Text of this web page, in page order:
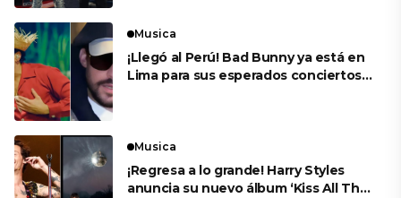
Musica
¡Llegó al Perú! Bad Bunny ya está en
Lima para sus esperados conciertos
Musica
¡Regresa a lo grande! Harry Styles
anuncia su nuevo álbum ‘Kiss All The